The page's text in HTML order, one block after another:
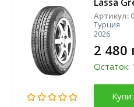
Артикул:
Турция
2026
2 480
Остаток: